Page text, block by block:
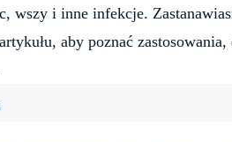
wszy i inne infekcje.
aby poznać